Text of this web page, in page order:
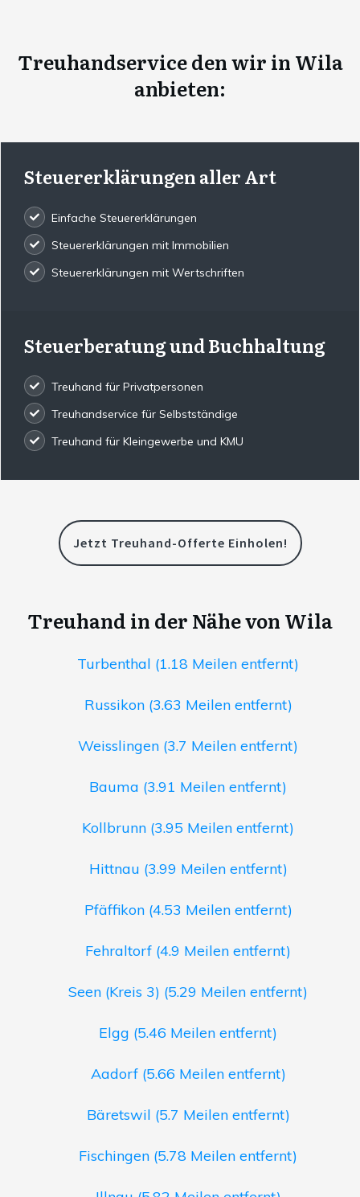
Treuhandservice den wir in Wila
anbieten:
Steuererklärungen aller Art
Einfache Steuererklärungen
Steuererklärungen mit Immobilien
Steuererklärungen mit Wertschriften
Steuerberatung und Buchhaltung
Treuhand für Privatpersonen
Treuhandservice für Selbstständige
Treuhand für Kleingewerbe und KMU
Jetzt Treuhand-Offerte Einholen!
Treuhand in der Nähe von Wila
Turbenthal (1.18 Meilen entfernt)
Russikon (3.63 Meilen entfernt)
Weisslingen (3.7 Meilen entfernt)
Bauma (3.91 Meilen entfernt)
Kollbrunn (3.95 Meilen entfernt)
Hittnau (3.99 Meilen entfernt)
Pfäffikon (4.53 Meilen entfernt)
Fehraltorf (4.9 Meilen entfernt)
Seen (Kreis 3) (5.29 Meilen entfernt)
Elgg (5.46 Meilen entfernt)
Aadorf (5.66 Meilen entfernt)
Bäretswil (5.7 Meilen entfernt)
Fischingen (5.78 Meilen entfernt)